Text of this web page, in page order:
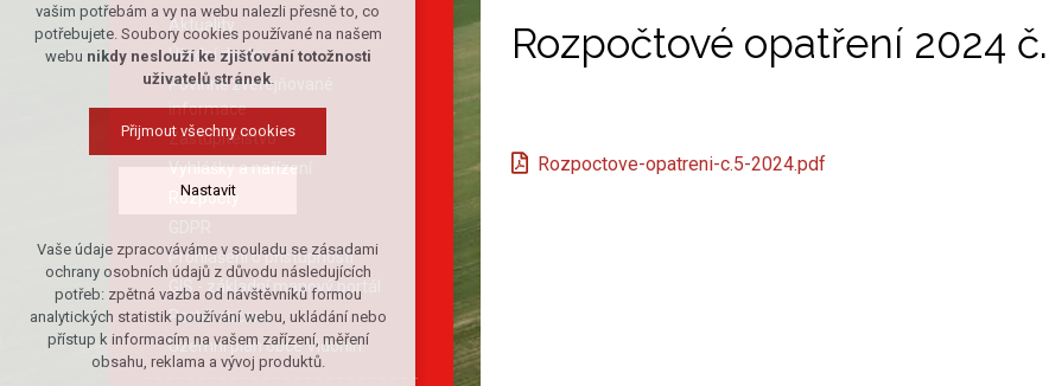
Rozpočtové opatření 2024
Rozpoctove-opatreni-c.5-2024.pdf
Aktuality
Úřední deska
Povinně zveřejňované
informace
Zastupitelstvo
Vyhlášky a nařízení
Rozpočty
Prohlášení o přístupnosti
GIS - základní mapový portál
Portál občana
Územní plán obce Vidonín
vašim potřebám a vy na webu nalezli přesně to, co
potřebujete. Soubory cookies používané na našem
webu nikdy neslouží ke zjišťování totožnosti
uživatelů stránek.
Přijmout všechny cookies
Nastavit
Technická cookies
nutná pro provozování webu
udržení kontextu stránek (session):
případná přihlášení, volby jazyka, apod.
Volitelná cookies
Vaše údaje zpracováváme v souladu se zásadami
ochrany osobních údajů z důvodu následujících
potřeb: zpětná vazba od návštěvníků formou
analytických statistik používání webu, ukládání nebo
přístup k informacím na vašem zařízení, měření
obsahu, reklama a vývoj produktů.